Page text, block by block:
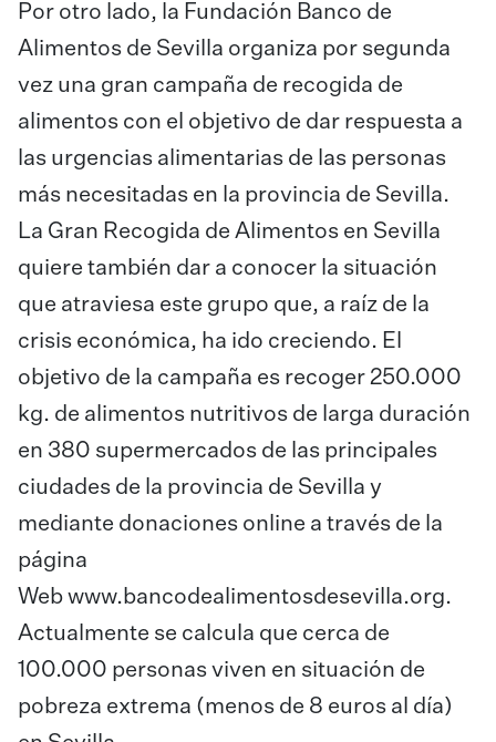
Por otro lado, la Fundación Banco de
Alimentos de Sevilla organiza por segunda
vez una gran campaña de recogida de
alimentos con el objetivo de dar respuesta a
las urgencias alimentarias de las personas
más necesitadas en la provincia de Sevilla.
La Gran Recogida de Alimentos en Sevilla
quiere también dar a conocer la situación
que atraviesa este grupo que, a raíz de la
crisis económica, ha ido creciendo. El
objetivo de la campaña es recoger 250.000
kg. de alimentos nutritivos de larga duración
en 380 supermercados de las principales
ciudades de la provincia de Sevilla y
mediante donaciones online a través de la
página
Web www.bancodealimentosdesevilla.org.
Actualmente se calcula que cerca de
100.000 personas viven en situación de
pobreza extrema (menos de 8 euros al día)